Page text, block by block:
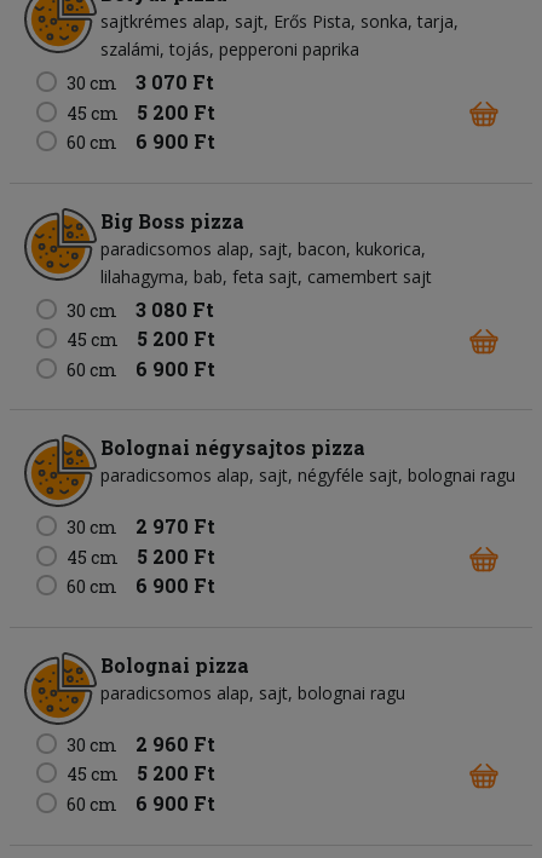
sajtkrémes alap sajt Erős Pista sonka tarja
szalámi tojás pepperoni paprika
30 cm
3 070 Ft
45 cm 5 200 Ft
60 cm 6 900 Ft
Big Boss pizza
paradicsomos alap sajt bacon kukorica
lilahagyma bab feta sajt camembert sajt
30 cm
3 080 Ft
45 cm 5 200 Ft
60 cm 6 900 Ft
Bolognai négysajtos pizza
paradicsomos alap sajt négyféle sajt bolognai ragu
30 cm 2 970 Ft
45 cm 5 200 Ft
60 cm 6 900 Ft
Bolognai pizza
paradicsomos alap sajt bolognai ragu
30 cm 2 960 Ft
45 cm 5 200 Ft
60 cm 6 900 Ft